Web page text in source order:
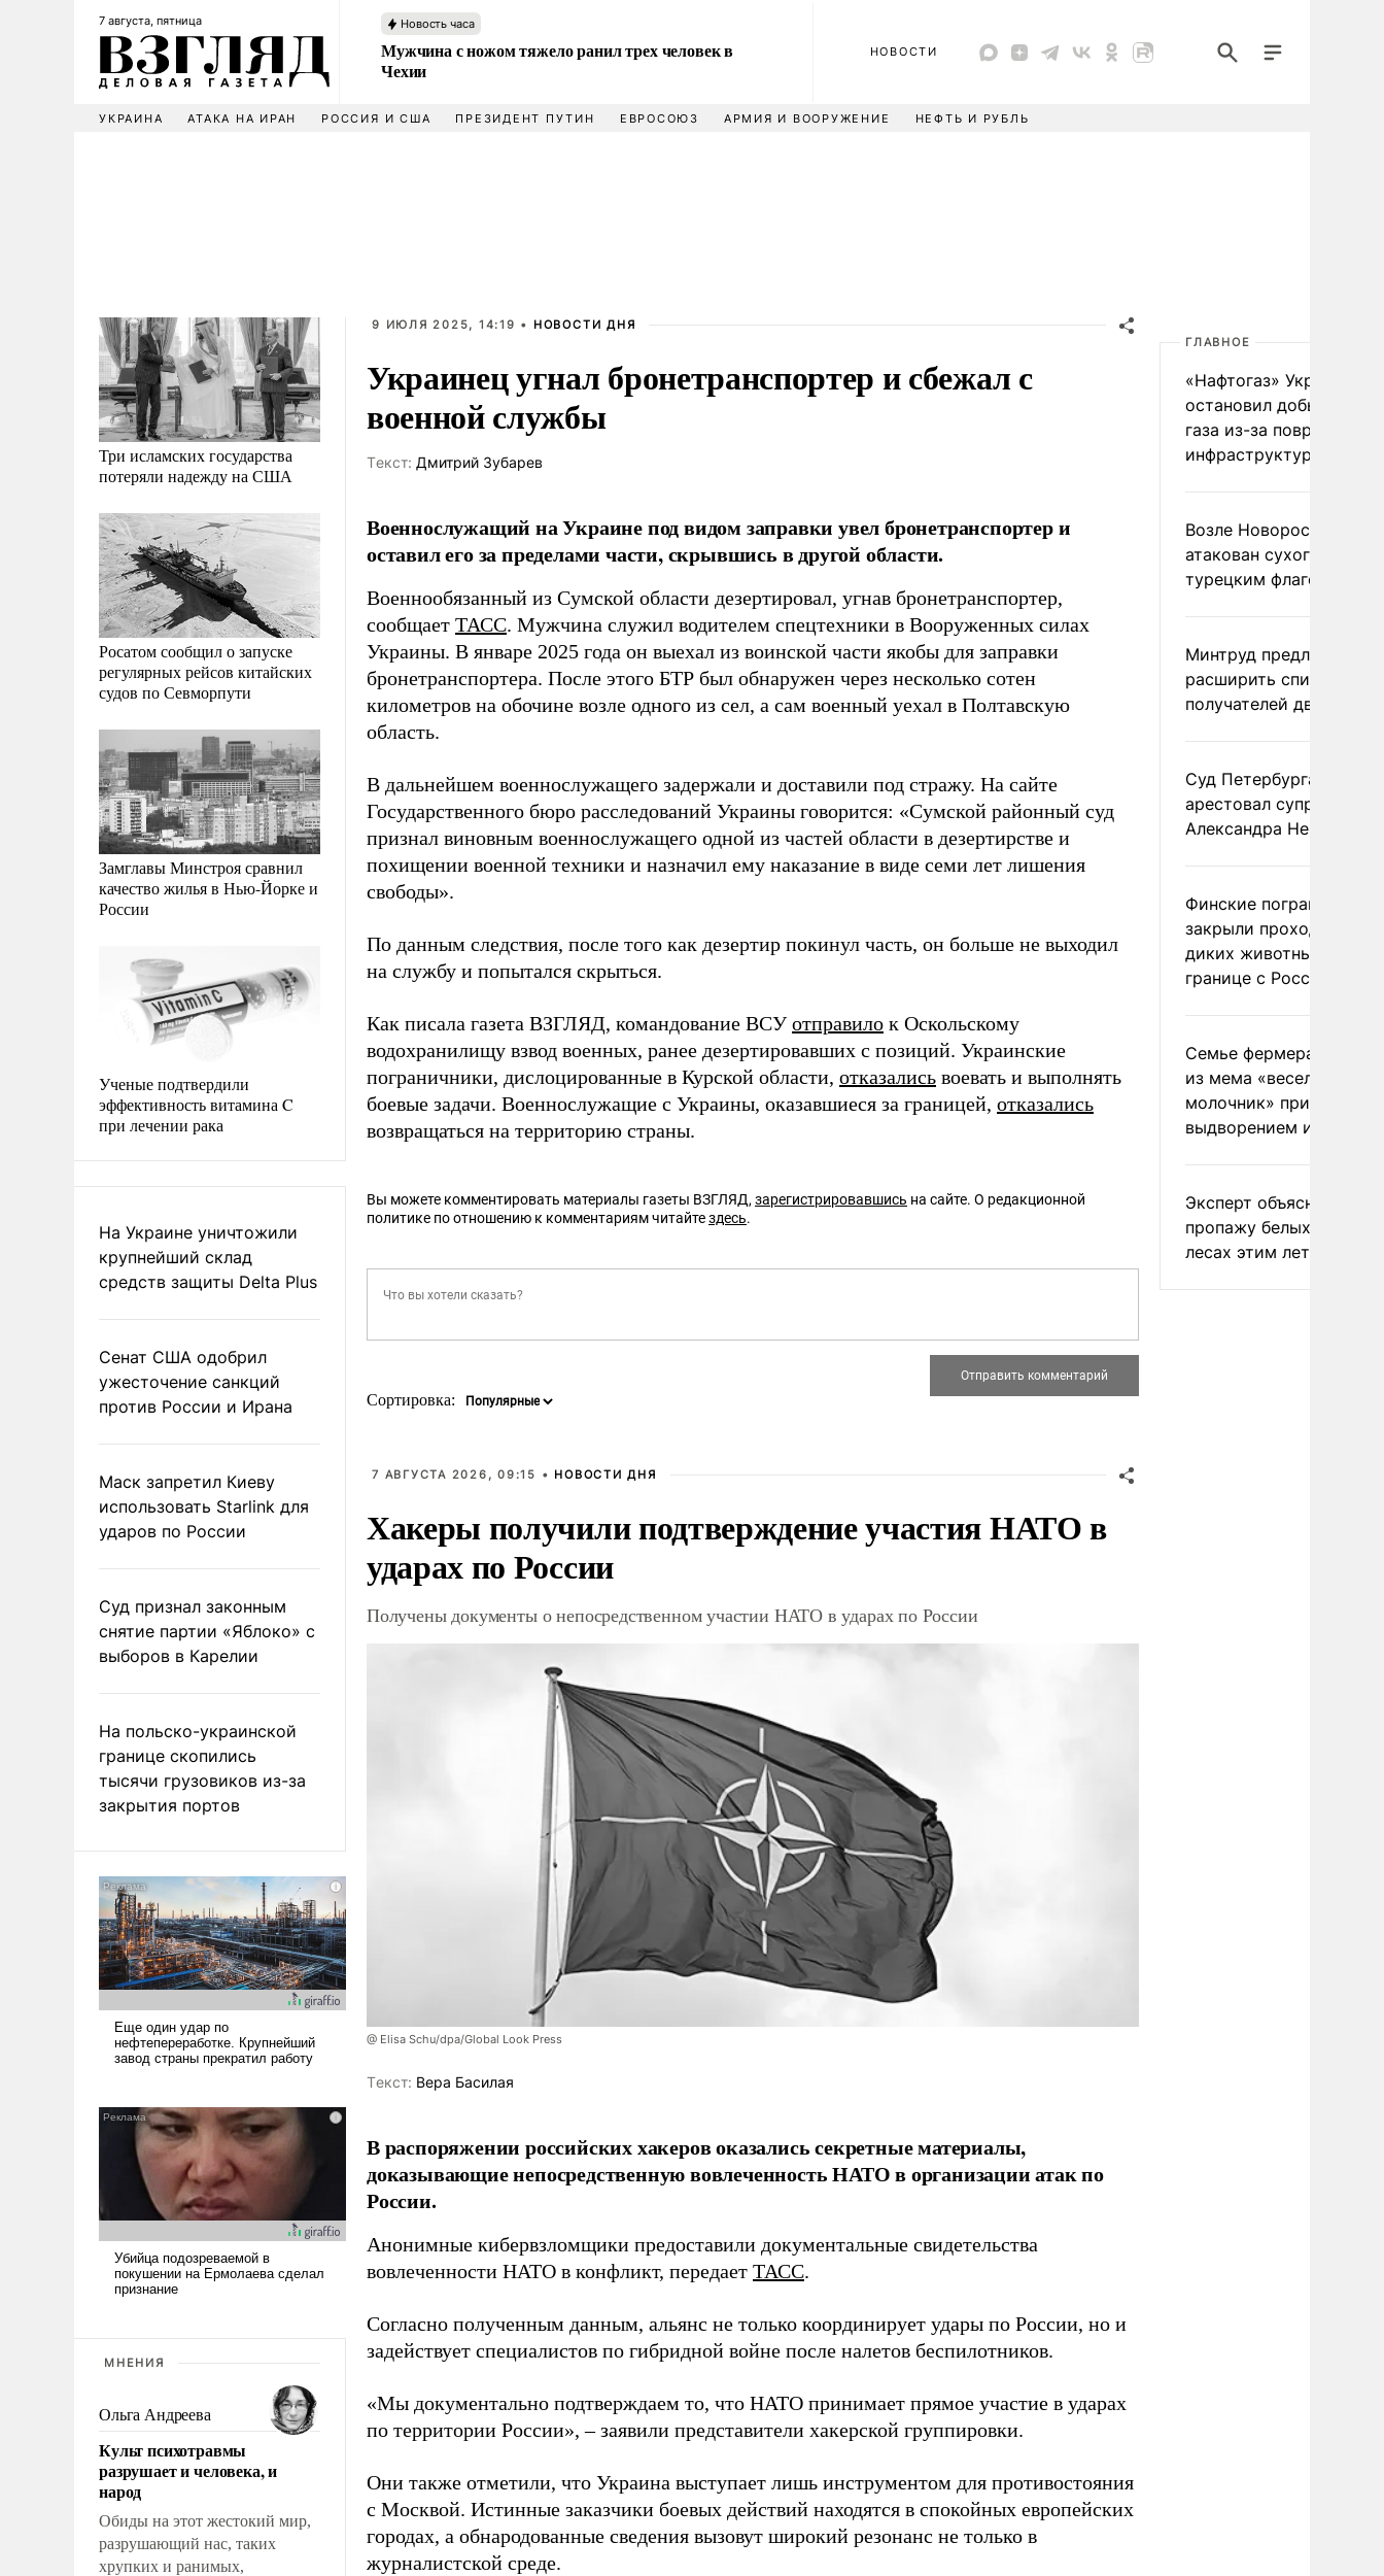
7 августа, пятница Новость часа
Мужчина с ножом тяжело ранил трех человек в
Чехии
НОВОСТИ
УКРАИНА АТАКА НА ИРАН РОССИЯ И США ПРЕЗИДЕНТ ПУТИН ЕВРОСОЮЗ АРМИЯ И ВООРУЖЕНИЕ НЕФТЬ И РУБЛЬ
Три исламских государства
потеряли надежду на США
Росатом сообщил о запуске
регулярных рейсов китайских
судов по Севморпути
Замглавы Минстроя сравнил
качество жилья в Нью-Йорке и
России
Ученые подтвердили
эффективность витамина C
при лечении рака
На Украине уничтожили
крупнейший склад
средств защиты Delta Plus
Сенат США одобрил
ужесточение санкций
против России и Ирана
Маск запретил Киеву
использовать Starlink для
ударов по России
Суд признал законным
снятие партии «Яблоко» с
выборов в Карелии
На польско-украинской
границе скопились
тысячи грузовиков из-за
закрытия портов
МНЕНИЯ
Ольга Андреева
Культ психотравмы
разрушает и человека, и
народ
Обиды на этот жестокий мир,
разрушающий нас, таких
хрупких и ранимых,
9 ИЮЛЯ 2025, 14:19 • НОВОСТИ ДНЯ
Украинец угнал бронетранспортер и сбежал с
военной службы
Tекст: Дмитрий Зубарев
Военнослужащий на Украине под видом заправки увел бронетранспортер и
оставил его за пределами части, скрывшись в другой области.
Военнообязанный из Сумской области дезертировал, угнав бронетранспортер,
сообщает ТАСС. Мужчина служил водителем спецтехники в Вооруженных силах
Украины. В январе 2025 года он выехал из воинской части якобы для заправки
бронетранспортера. После этого БТР был обнаружен через несколько сотен
километров на обочине возле одного из сел, а сам военный уехал в Полтавскую
область.
В дальнейшем военнослужащего задержали и доставили под стражу. На сайте
Государственного бюро расследований Украины говорится: «Сумской районный суд
признал виновным военнослужащего одной из частей области в дезертирстве и
похищении военной техники и назначил ему наказание в виде семи лет лишения
свободы».
По данным следствия, после того как дезертир покинул часть, он больше не выходил
на службу и попытался скрыться.
Как писала газета ВЗГЛЯД, командование ВСУ отправило к Оскольскому
водохранилищу взвод военных, ранее дезертировавших с позиций. Украинские
пограничники, дислоцированные в Курской области, отказались воевать и выполнять
боевые задачи. Военнослужащие с Украины, оказавшиеся за границей, отказались
возвращаться на территорию страны.
Вы можете комментировать материалы газеты ВЗГЛЯД, зарегистрировавшись на сайте. О редакционной
политике по отношению к комментариям читайтездесь.
Сортировка:
7 АВГУСТА 2026, 09:15 • НОВОСТИ ДНЯ
Хакеры получили подтверждение участия НАТО в
ударах по России
Получены документы о непосредственном участии НАТО в ударах по России
@ Elisa Schu/dpa/Global Look Press
Tекст: Вера Басилая
В распоряжении российских хакеров оказались секретные материалы,
доказывающие непосредственную вовлеченность НАТО в организации атак по
России.
Анонимные кибервзломщики предоставили документальные свидетельства
вовлеченности НАТО в конфликт, передает ТАСС.
Согласно полученным данным, альянс не только координирует удары по России, но и
задействует специалистов по гибридной войне после налетов беспилотников.
«Мы документально подтверждаем то, что НАТО принимает прямое участие в ударах
по территории России», – заявили представители хакерской группировки.
Они также отметили, что Украина выступает лишь инструментом для противостояния
с Москвой. Истинные заказчики боевых действий находятся в спокойных европейских
городах, а обнародованные сведения вызовут широкий резонанс не только в
журналистской среде.
ГЛАВНОЕ
«Нафтогаз» Украины
остановил добычу
газа из-за повреждения
инфраструктуры
Возле Новороссийска
атакован сухогруз под
турецким флагом
Минтруд предложил
расширить список
получателей двух
Суд Петербурга заочно
арестовал супругу
Александра Невзорова
Финские пограничники
закрыли проходы для
диких животных на
границе с Россией
Семье фермера
из мема «веселый
молочник» пригрозили
выдворением из
Эксперт объяснил
пропажу белых грибов
лесах этим летом